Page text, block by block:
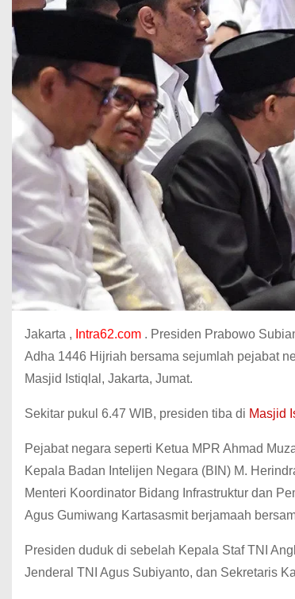
Jakarta , Intra62.com . Presiden Prabowo
Adha 1446 Hijriah bersama sejumlah pejabat
Masjid Istiqlal, Jakarta, Jumat.
Sekitar pukul 6.47 WIB, presiden tiba di Masjid
Pejabat negara seperti Ketua MPR Ahmad
Kepala Badan Intelijen Negara (BIN) M.
Menteri Koordinator Bidang Infrastruktur dan
Agus Gumiwang Kartasasmit berjamaah
Presiden duduk di sebelah Kepala Staf TNI
Jenderal TNI Agus Subiyanto, dan Sekretaris